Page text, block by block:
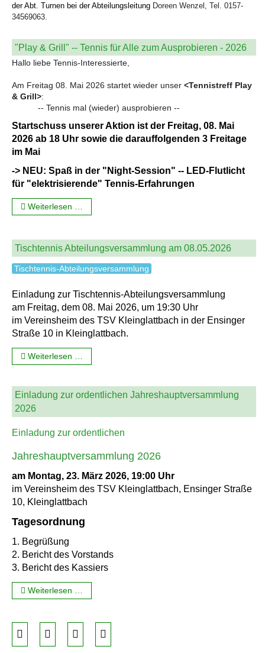
der Abt. Turnen bei der Abteilungsleitung Doreen Wenzel, Tel. 0157-
34569063.
"Play & Grill" -- Tennis für Alle zum Ausprobieren - 2026
Hallo liebe Tennis-Interessierte,
Am Freitag 08. Mai 2026 startet wieder unser <Tennistreff Play
& Grill>:
-- Tennis mal (wieder) ausprobieren --
Startschuss unserer Aktion ist der Freitag, 08. Mai
2026 ab 18 Uhr sowie die darauffolgenden 3 Freitage
im Mai
-> NEU: Spaß in der "Night-Session" -- LED-Flutlicht
für "elektrisierende" Tennis-Erfahrungen
Weiterlesen …
Tischtennis Abteilungsversammlung am 08.05.2026
Tischtennis-Abteilungsversammlung
Einladung zur Tischtennis-Abteilungsversammlung
am Freitag, dem 08. Mai 2026, um 19:30 Uhr
im Vereinsheim des TSV Kleinglattbach in der Ensinger
Straße 10 in Kleinglattbach.
Weiterlesen …
Einladung zur ordentlichen Jahreshauptversammlung
2026
Einladung zur ordentlichen
Jahreshauptversammlung 2026
am Montag, 23. März 2026, 19:00 Uhr
im Vereinsheim des TSV Kleinglattbach, Ensinger Straße
10, Kleinglattbach
Tagesordnung
1. Begrüßung
2. Bericht des Vorstands
3. Bericht des Kassiers
Weiterlesen …